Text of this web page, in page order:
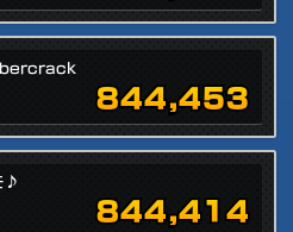
844,453
♪
844,414